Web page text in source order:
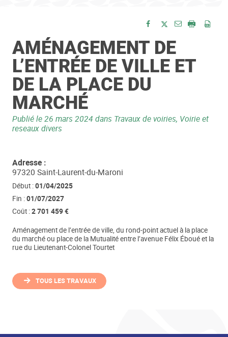
Partager sur Facebook
Partager sur
Envoyer par
Imprimer
AMÉNAGEMENT DE
L’ENTRÉE DE VILLE ET
DE LA PLACE DU
MARCHÉ
Publié le26 mars 2024 dans Travaux de voiries, Voirie et
reseaux divers
Adresse :
97320 Saint-Laurent-du-Maroni
Début :01/04/2025
Fin :01/07/2027
Coût :2 701 459 €
Aménagement de l’entrée de ville, du rond-point actuel à la place
du marché ou place de la Mutualité entre l’avenue Félix Éboué et la
rue du Lieutenant-Colonel Tourtet
TOUS LES TRAVAUX